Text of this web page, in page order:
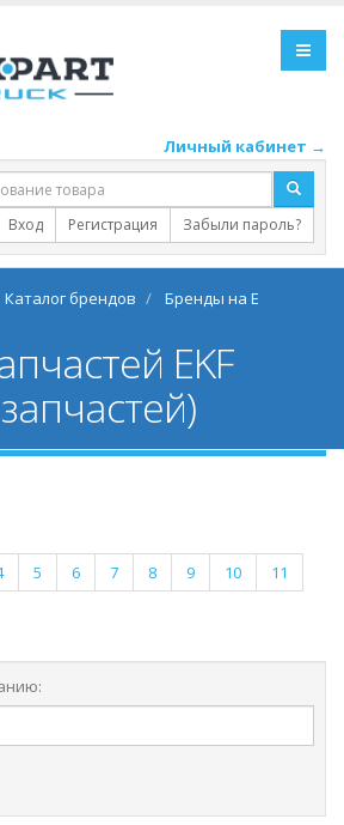
Личный кабинет →
Вход Регистрация Забыли пароль?
Каталог брендов
Бренды на E
EKF
5 6 7 8 9 10
11